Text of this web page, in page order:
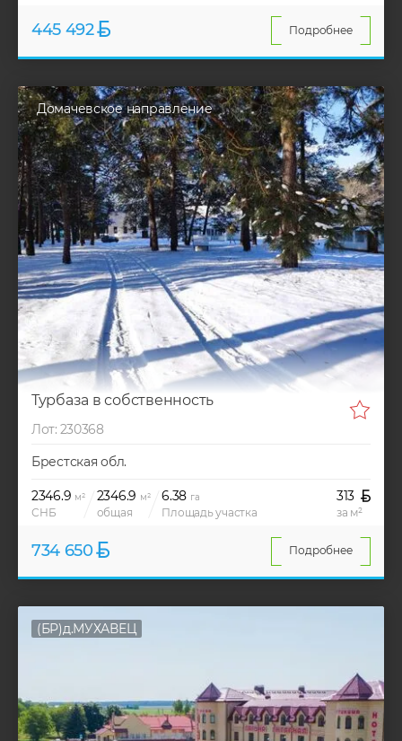
445 492 Подробнее
Домачевское направление
Турбаза в собственность
Лот: 230368
Брестская обл.
2346.9 м²
СНБ
2346.9 м²
общая
6.38 га
Площадь участка
313
за м²
734 650 Подробнее
(БР)д.МУХАВЕЦ